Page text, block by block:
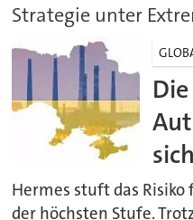
Strategie unter
Hermes stuft das Risiko
der höchsten Stufe.